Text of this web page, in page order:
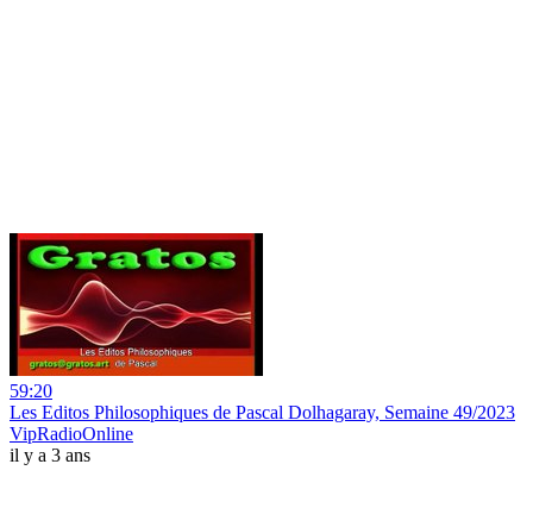
59:20
Les Editos Philosophiques de Pascal Dolhagaray, Semaine 49/2023
VipRadioOnline
il y a 3 ans